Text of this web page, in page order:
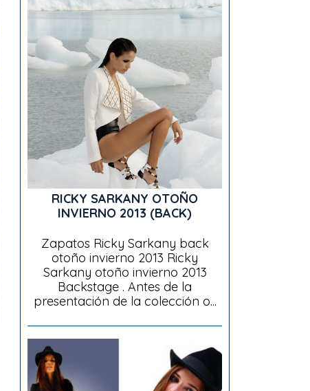
RICKY SARKANY OTOÑO
INVIERNO 2013 (BACK)
Zapatos Ricky Sarkany back
otoño invierno 2013 Ricky
Sarkany otoño invierno 2013
Backstage . Antes de la
presentación de la colección o...